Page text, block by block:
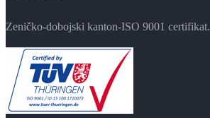
Zeničko-dobojski kanton-ISO 9001 certifikat.